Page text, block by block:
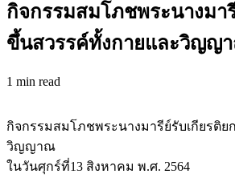
กิจกรรมสมโภชพระนางมา
ขึ้นสวรรค์ทั้งกายและวิญญ
1 min read
กิจกรรมสมโภชพระนางมารีย์รับเกียรติย
วิญญาณ
ในวันศุกร์ที่13 สิงหาคม พ.ศ. 2564